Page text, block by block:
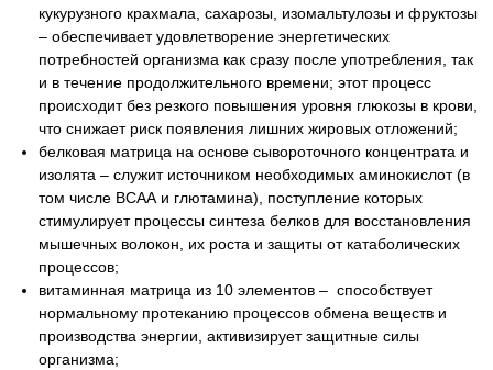
кукурузного крахмала, сахарозы, изомальтулозы и фруктозы
– обеспечивает удовлетворение энергетических
потребностей организма как сразу после употребления, так
и в течение продолжительного времени; этот процесс
происходит без резкого повышения уровня глюкозы в крови,
что снижает риск появления лишних жировых отложений;
белковая матрица на основе сывороточного концентрата и
изолята – служит источником необходимых аминокислот (в
том числе ВСАА и глютамина), поступление которых
стимулирует процессы синтеза белков для восстановления
мышечных волокон, их роста и защиты от катаболических
процессов;
витаминная матрица из 10 элементов – способствует
нормальному протеканию процессов обмена веществ и
производства энергии, активизирует защитные силы
организма;